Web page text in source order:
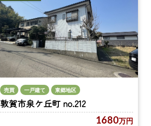
売買 一戸建て 東郷地区
敦賀市泉ケ丘町 no.212
1680万円